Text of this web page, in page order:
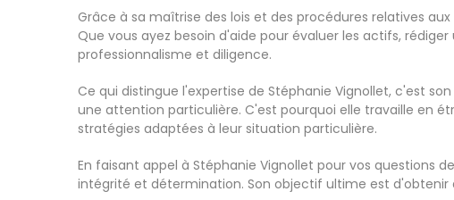
Grâce à sa maîtrise des lois et des procédures relatives
Que vous ayez besoin d'aide pour évaluer les actifs,
professionnalisme et diligence.
Ce qui distingue l'expertise de Stéphanie Vignollet, c'est
une attention particulière. C'est pourquoi elle travaille en
stratégies adaptées à leur situation particulière.
En faisant appel à Stéphanie Vignollet pour vos questions
intégrité et détermination. Son objectif ultime est